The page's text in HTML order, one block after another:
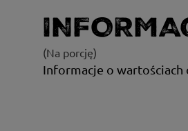
(Na porcję)
Informacje o wartościach